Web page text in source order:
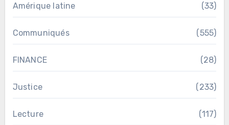
Amérique latine (33)
Communiqués (555)
FINANCE (28)
Justice (233)
Lecture (117)